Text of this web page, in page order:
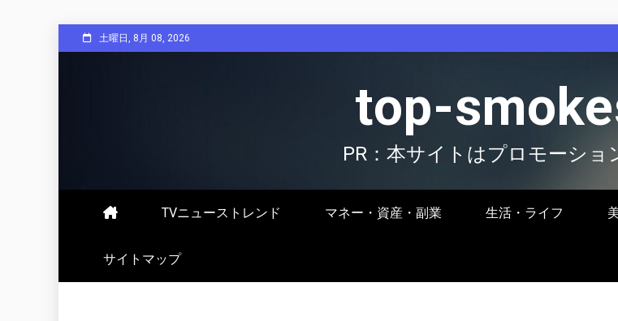
to
土曜日, 8月 08, 2026
top-
PR：本サイトはプロモーショ
TVニューストレンド マネー・資産・副業 生活・ライフ
サイトマップ